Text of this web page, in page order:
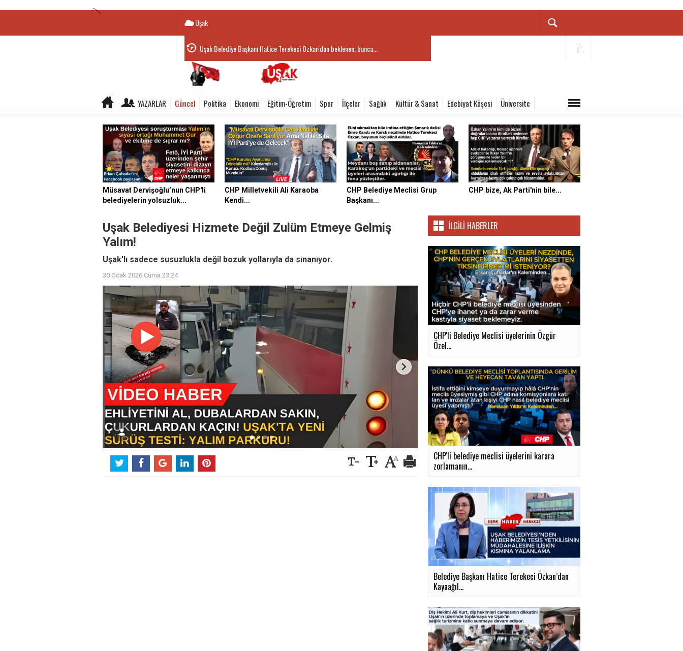
Uşak
Uşak Belediye Başkanı Hatice Terekeci Özkan'dan beklenen, bunca...
YAZARLAR Güncel Politika Ekonomi Eğitim-Öğretim Spor İlçeler Sağlık Kültür & Sanat Edebiyat Köşesi Üniversite
Müsavat Dervişoğlu’nun CHP'li
belediyelerin yolsuzluk...
CHP Milletvekili Ali Karaoba
Kendi...
CHP Belediye Meclisi Grup
Başkanı...
CHP bize, Ak Parti'nin bile...
Uşak Belediyesi Hizmete Değil Zulüm Etmeye Gelmiş
Yalım!
Uşak'lı sadece susuzlukla değil bozuk yollarıyla da sınanıyor.
30 Ocak 2026 Cuma 23:24
İLGILI HABERLER
CHP'li Belediye Meclisi üyelerinin Özgür
Özel...
CHP'li belediye meclisi üyelerini karara
zorlamanın...
Belediye Başkanı Hatice Terekeci Özkan’dan
Kayaağıl...